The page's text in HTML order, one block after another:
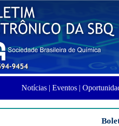
Notícias | Eventos |